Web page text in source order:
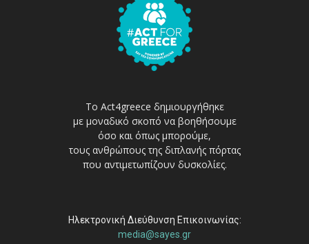
Το Act4greece δημιουργήθηκε
με μοναδικό σκοπό να βοηθήσουμε
όσο και όπως μπορούμε,
τους ανθρώπους της διπλανής πόρτας
που αντιμετωπίζουν δυσκολίες.
Ηλεκτρονική Διεύθυνση Επικοινωνίας:
media@sayes.gr